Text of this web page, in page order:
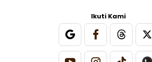
Ikuti Kami